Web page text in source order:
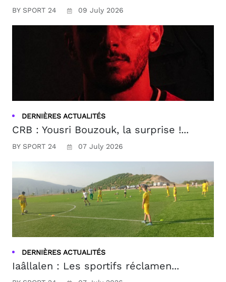
BY SPORT 24 09 July 2026
DERNIÈRES ACTUALITÉS
CRB : Yousri Bouzouk, la surprise !...
BY SPORT 24 07 July 2026
DERNIÈRES ACTUALITÉS
Iaâllalen : Les sportifs réclamen...